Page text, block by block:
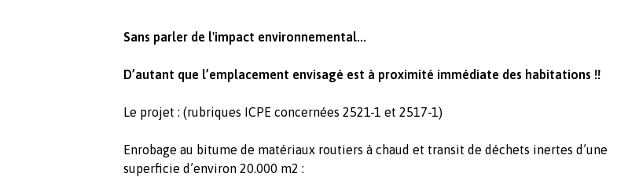
Sans parler de l'impact environnemental...
D’autant que l’emplacement envisagé est à proximité immédiate des habitations !!
Le projet : (rubriques ICPE concernées 2521-1 et 2517-1)
Enrobage au bitume de matériaux routiers à chaud et transit de déchets inertes d’une
superficie d’environ 20.000 m2 :